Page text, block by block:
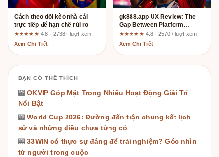
Cách theo dõi kèo nhà cái
trực tiếp để hạn chế rủi ro
★★★★★ 4.8 · 2738+ lượt xem
Xem Chi Tiết →
gk888.app UX Review: The
Gap Between Platform
Promises and What You Must
Verify Yourself
★★★★★ 4.8 · 2570+ lượt xem
Xem Chi Tiết →
BẠN CÓ THỂ THÍCH
🎰OKVIP Góp Mặt Trong Nhiều Hoạt Động Giải Trí
Nổi Bật
🎰World Cup 2026: Đường đến trận chung kết lịch
sử và những điều chưa từng có
🎰33WIN có thực sự đáng để trải nghiệm? Góc nhìn
từ người trong cuộc